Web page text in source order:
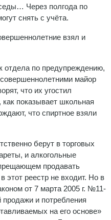
Через полгода по
снять с учёта.
взял и
отдела по предупреждению,
майор
что их угостил
показывает школьная
что спиртное взяли
берут в торговых
и алкогольные
продавать
этот реестр не входит. Но в
от 7 марта 2005 г. №11-
и по­требления
на его основе»